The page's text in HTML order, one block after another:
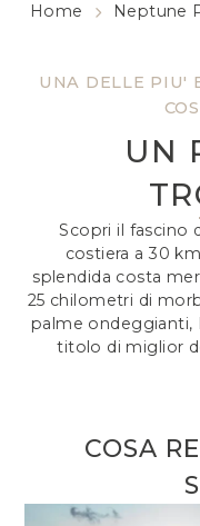
UNA DELLE PIU'
UN
Scopri il fascino
costiera a 30
splendida costa
25 chilometri di
palme ondeggianti,
titolo di miglior
Home Neptune
COSA